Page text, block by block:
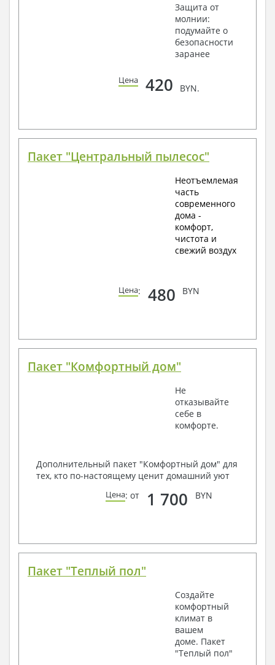
Защита от
молнии:
подумайте о
безопасности
заранее
Цена 420 BYN.
Пакет "Центральный пылесос"
Неотъемлемая
часть
современного
дома -
комфорт,
чистота и
свежий воздух
Цена: 480 BYN
Пакет "Комфортный дом"
Не
отказывайте
себе в
комфорте.
Дополнительный пакет "Комфортный дом" для
тех, кто по-настоящему ценит домашний уют
Цена: от 1 700 BYN
Пакет "Теплый пол"
Создайте
комфортный
климат в
вашем
доме. Пакет
"Теплый пол"